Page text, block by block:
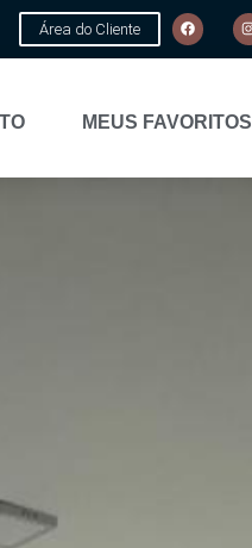
Área do Cliente
MEUS FAVORITOS